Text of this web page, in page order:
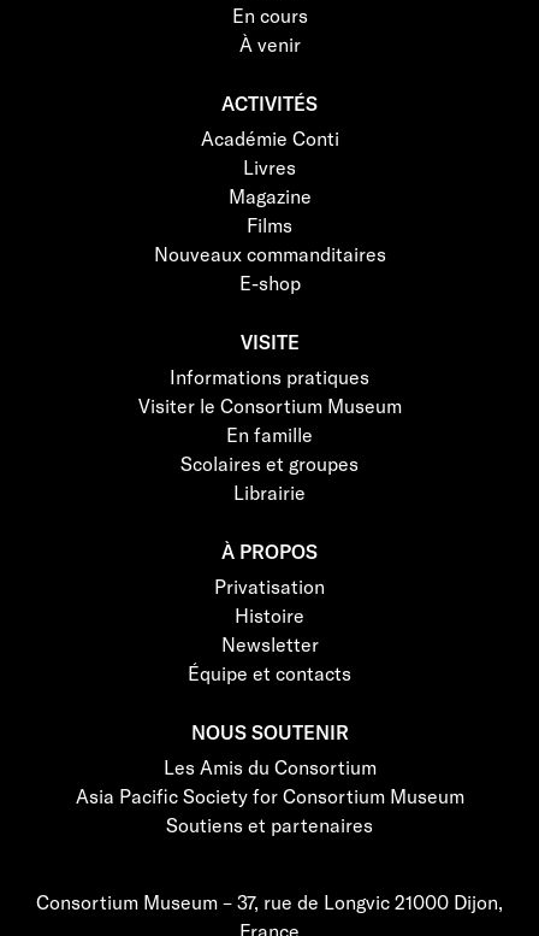
En cours
À venir
ACTIVITÉS
Académie Conti
Livres
Magazine
Films
Nouveaux commanditaires
E-shop
VISITE
Informations pratiques
Visiter le Consortium Museum
En famille
Scolaires et groupes
Librairie
À PROPOS
Privatisation
Histoire
Newsletter
Équipe et contacts
NOUS SOUTENIR
Les Amis du Consortium
Asia Pacific Society for Consortium Museum
Soutiens et partenaires
Consortium Museum – 37, rue de Longvic 21000 Dijon,
France